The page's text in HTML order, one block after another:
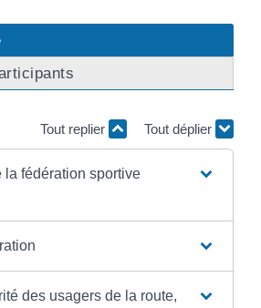
Tout replier Tout déplier
la fédération sportive
des usagers de la route,